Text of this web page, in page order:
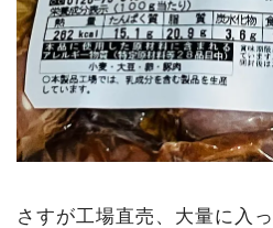
さすが工場直売、大量に入